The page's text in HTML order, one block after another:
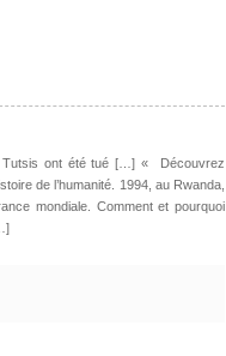
Tutsis ont été tué […] « Découvrez
de l’humanité. 1994, au Rwanda,
mondiale. Comment et pourquoi